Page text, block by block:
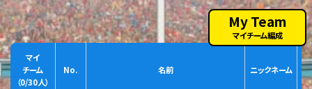
My Team
マイチーム編成
マイ
チーム
（0/30人）
No. 名前 ニックネーム